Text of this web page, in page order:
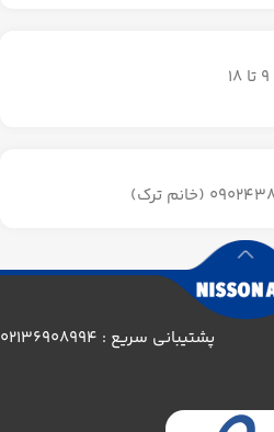
پشتیبانی سریع : 02136908994